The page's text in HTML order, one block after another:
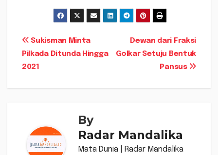
Navigasi
pos
Dewan dari Fraksi
Golkar Setuju Bentuk
Pansus
Sukisman Minta
Pilkada Ditunda Hingga
2021
By
Radar Mandalika
Mata Dunia | Radar Mandalika